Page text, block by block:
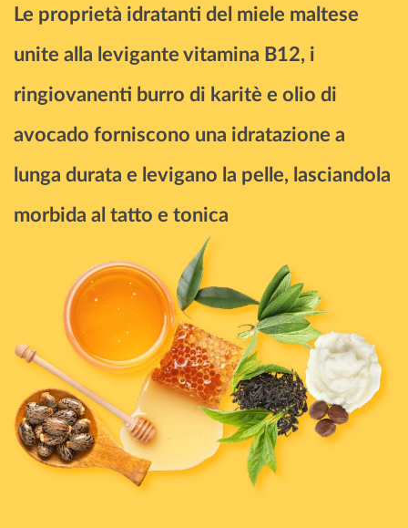
Le proprietà idratanti del miele maltese
unite alla levigante vitamina B12, i
ringiovanenti burro di karitè e olio di
avocado forniscono una idratazione a
lunga durata e levigano la pelle, lasciandola
morbida al tatto e tonica